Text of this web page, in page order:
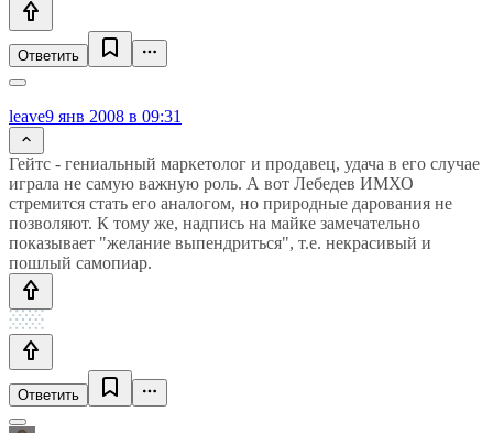
Ответить
leave9 янв 2008 в 09:31
Гейтс - гениальный маркетолог и продавец, удача в его случае
играла не самую важную роль. А вот Лебедев ИМХО
стремится стать его аналогом, но природные дарования не
позволяют. К тому же, надпись на майке замечательно
показывает "желание выпендриться", т.е. некрасивый и
пошлый самопиар.
Ответить